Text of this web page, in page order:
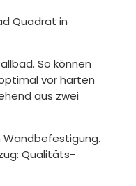
Quadrat in
So können
vor harten
aus zwei
Qualitäts-